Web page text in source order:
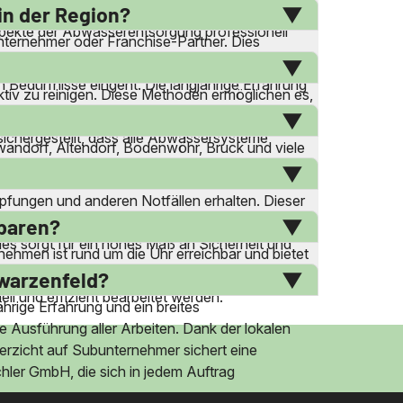
von Abscheidern durch und bietet
der Abwasserentsorgung professionell
der Region?
oder Franchise-Partner. Dies
da es lokal in Schwarzenfeld und
eingeht. Die langjährige Erfahrung
zu reinigen. Diese Methoden ermöglichen es,
die Kanalinspektion, um Probleme frühzeitig
dass alle Abwassersysteme
Altendorf, Bodenwöhr, Bruck und viele
wird eine zeitnahe und effiziente
und anderen Notfällen erhalten. Dieser
minimiert Ausfallzeiten und verhindert
sorgt für ein hohes Maß an Sicherheit und
ist rund um die Uhr erreichbar und bietet
Zeitpunkt. Kuchler GmbH legt
und effizient bearbeitet werden.
Erfahrung und ein breites
Ausführung aller Arbeiten. Dank der lokalen
auf Subunternehmer sichert eine
GmbH, die sich in jedem Auftrag